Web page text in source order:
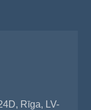
Rīga, LV-